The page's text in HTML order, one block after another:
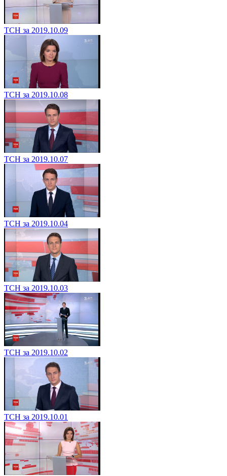
ТСН за 2019.10.09
ТСН за 2019.10.08
ТСН за 2019.10.07
ТСН за 2019.10.04
ТСН за 2019.10.03
ТСН за 2019.10.02
ТСН за 2019.10.01